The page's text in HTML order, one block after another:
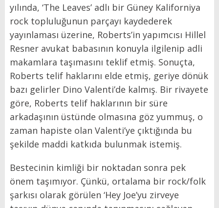
yılında, ‘The Leaves’ adlı bir Güney Kaliforniya
rock topluluğunun parçayı kaydederek
yayınlaması üzerine, Roberts’in yapımcısı Hillel
Resner avukat babasının konuyla ilgilenip adli
makamlara taşımasını teklif etmiş. Sonuçta,
Roberts telif haklarını elde etmiş, geriye dönük
bazı gelirler Dino Valenti’de kalmış. Bir rivayete
göre, Roberts telif haklarının bir süre
arkadaşının üstünde olmasına göz yummuş, o
zaman hapiste olan Valenti’ye çıktığında bu
şekilde maddi katkıda bulunmak istemiş.
Bestecinin kimliği bir noktadan sonra pek
önem taşımıyor. Çünkü, ortalama bir rock/folk
şarkısı olarak görülen ‘Hey Joe’yu zirveye